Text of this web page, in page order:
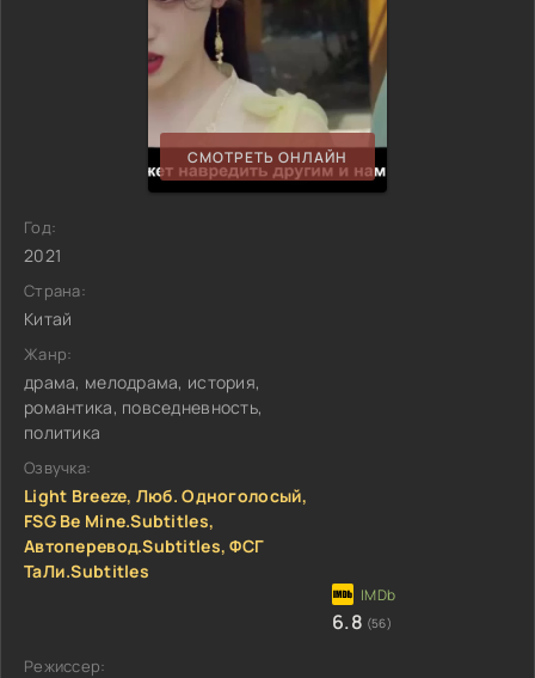
СМОТРЕТЬ ОНЛАЙН
Год:
2021
Страна:
Китай
Жанр:
драма, мелодрама, история,
романтика, повседневность,
политика
Озвучка:
Light Breeze, Люб. Одноголосый,
FSG Be Mine.Subtitles,
Автоперевод.Subtitles, ФСГ
ТаЛи.Subtitles
6.8 (56)
Режиссер: